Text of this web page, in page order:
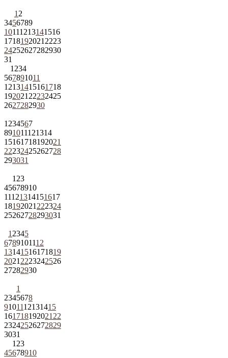
1 2
3456789
10111213141516
1718192021 2223
24252627282930
31
1 234
567891011
12131415161718
192021 22232425
2627282930
1 234567
891011121314
15161718192021
22232425262728
293031
1 23
45678910
11121314151617
18192021 222324
25262728293031
1 2345
6789101112
13141516171819
2021 2223242526
27282930
1
2345678
9101112131415
161718192021 22
23242526272829
3031
1 23
45678910